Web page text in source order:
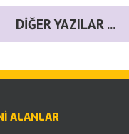
DIĞER YAZILAR ...
ALANLAR